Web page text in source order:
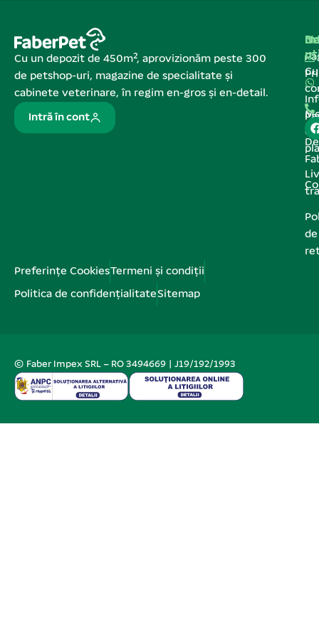
Cu un depozit de 450m², aprovizionăm peste 300
de petshop-uri, magazine de specialitate și
cabinete veterinare, în regim en-gros și en-detail.
Intră în cont
de
de
Preferințe CookiesTermeni și condiții
Politica de confidențialitateSitemap
© Faber Impex SRL – RO 3494669 | J19/192/1993